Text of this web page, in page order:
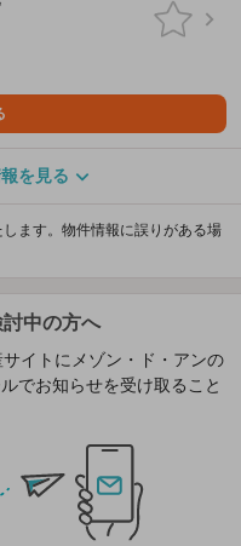
を見る
ます。物件情報に誤りがある場
中の方へ
イトにメゾン・ド・アンの
でお知らせを受け取ること